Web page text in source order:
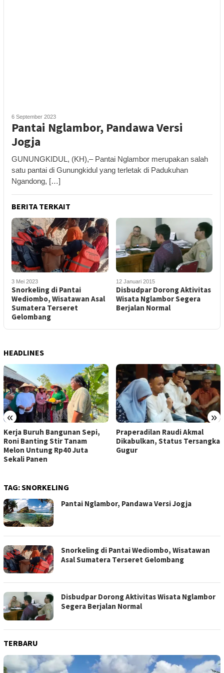
6 September 2023
Pantai Nglambor, Pandawa Versi
Jogja
GUNUNGKIDUL, (KH),– Pantai Nglambor merupakan salah
satu pantai di Gunungkidul yang terletak di Padukuhan
Ngandong, […]
BERITA TERKAIT
3 Mei 2023
Snorkeling di Pantai
Wediombo, Wisatawan Asal
Sumatera Terseret
Gelombang
12 Januari 2015
Disbudpar Dorong Aktivitas
Wisata Nglambor Segera
Berjalan Normal
HEADLINES
« »
Praperadilan Raudi Akmal
Dikabulkan, Status Tersangka
Gugur
Dompet Dhuafa Salurkan 150
Ribu Liter Air Bersih ke
Pelosok Gunungkidul
TAG:SNORKELING
Pantai Nglambor, Pandawa Versi Jogja
Snorkeling di Pantai Wediombo, Wisatawan
Asal Sumatera Terseret Gelombang
Disbudpar Dorong Aktivitas Wisata Nglambor
Segera Berjalan Normal
TERBARU